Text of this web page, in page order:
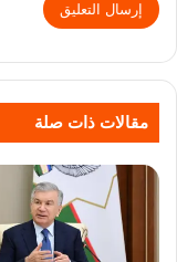
مقالات ذات صلة